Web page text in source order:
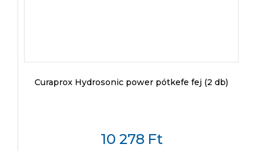
Curaprox Hydrosonic power pótkefe fej (2 db)
10 278 Ft